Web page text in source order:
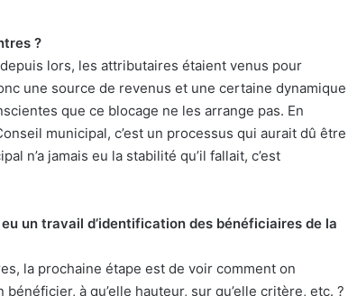
?
lors, les attributaires étaient venus pour
une source de revenus et une certaine dynamique
que ce blocage ne les arrange pas. En
municipal, c’est un processus qui aurait dû être
n’a jamais eu la stabilité qu’il fallait, c’est
un travail d’identification des bénéficiaires de la
la prochaine étape est de voir comment on
à qu’elle hauteur, sur qu’elle critère, etc. ?